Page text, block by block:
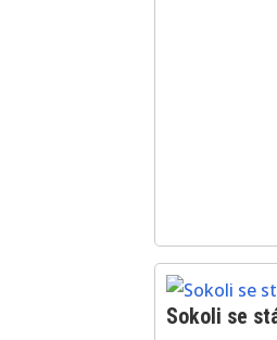
Sokoli se